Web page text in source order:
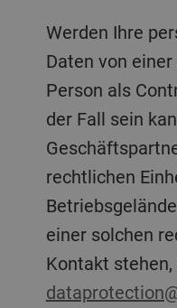
Werden Ihre personenbezogenen
Daten von
Person als
der Fall sein
rechtlichen
einer solchen
Kontakt